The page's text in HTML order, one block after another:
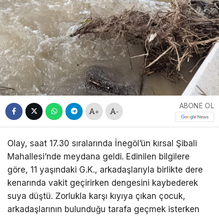
+ -
ABONE OL
Olay, saat 17.30 sıralarında İnegöl’ün kırsal Şibali
Mahallesi’nde meydana geldi. Edinilen bilgilere
göre, 11 yaşındaki G.K., arkadaşlarıyla birlikte dere
kenarında vakit geçirirken dengesini kaybederek
suya düştü. Zorlukla karşı kıyıya çıkan çocuk,
arkadaşlarının bulunduğu tarafa geçmek isterken